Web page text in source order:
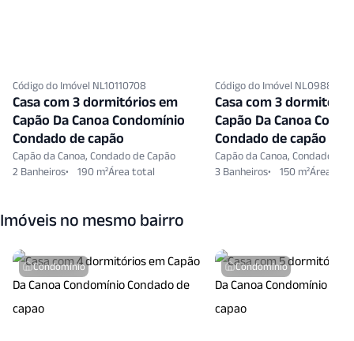
Código do Imóvel NL10110708
Casa com 3 dormitórios em
Capão Da Canoa Condomínio
Condado de capão
Capão da Canoa, Condado de Capão
2 Banheiros
190 m²
Código do Imóvel NL09882
Casa com 3
Capão Da Canoa
Condado de capão
Capão da Canoa, Condado de
3 Banheiros
150 m²
Imóveis no mesmo bairro
Condomínio Condomínio